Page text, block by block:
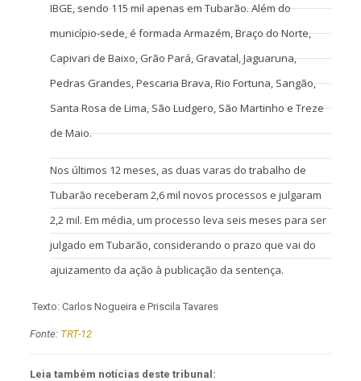
IBGE, sendo 115 mil apenas em Tubarão. Além do
município-sede, é formada Armazém, Braço do Norte,
Capivari de Baixo, Grão Pará, Gravatal, Jaguaruna,
Pedras Grandes, Pescaria Brava, Rio Fortuna, Sangão,
Santa Rosa de Lima, São Ludgero, São Martinho e Treze
de Maio.
Nos últimos 12 meses, as duas varas do trabalho de
Tubarão receberam 2,6 mil novos processos e julgaram
2,2 mil. Em média, um processo leva seis meses para ser
julgado em Tubarão, considerando o prazo que vai do
ajuizamento da ação à publicação da sentença.
Texto: Carlos Nogueira e Priscila Tavares
Fonte: TRT-12
Leia também notícias deste tribunal: